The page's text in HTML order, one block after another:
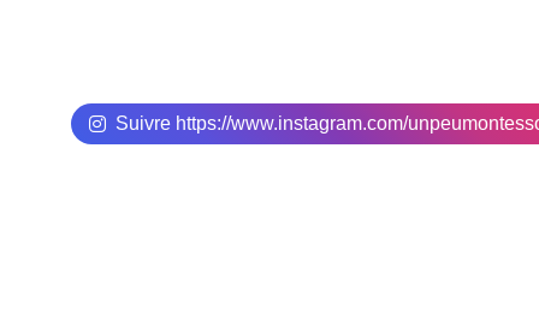
Suivre https://www.instagram.com/